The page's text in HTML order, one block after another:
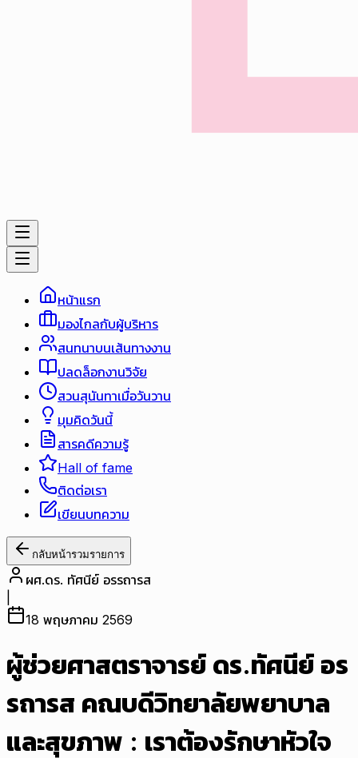
หน้าแรก
มองไกลกับผู้บริหาร
สนทนาบนเส้นทางงาน
ปลดล็อกงานวิจัย
สวนสุนันทาเมื่อวันวาน
มุมคิดวันนี้
สารคดีความรู้
Hall of fame
ติดต่อเรา
เขียนบทความ
กลับหน้ารวมรายการ
ผศ.ดร. ทัศนีย์ อรรถารส
18 พฤษภาคม 2569
ผู้ช่วยศาสตราจารย์ ดร.ทัศนีย์ อร
รถารส คณบดีวิทยาลัยพยาบาล
และสุขภาพ : เราต้องรักษาหัวใจ